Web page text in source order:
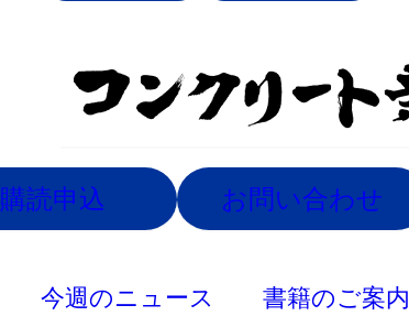
購読申込 お問い合わせ
今週のニュース 書籍のご案内